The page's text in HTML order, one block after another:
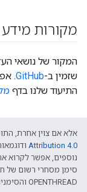
מקורות מידע
שזמין ב-GitHub
.
התיעוד שלנו בדף
אלא אם צוין אחרת,
Attribution 4.0‏
נוספים, אפשר לקרוא